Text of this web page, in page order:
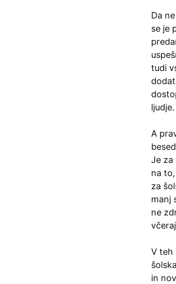
Da
se je
tudi
ljudje.
A
Je za
na
za
manj
ne
V teh
in